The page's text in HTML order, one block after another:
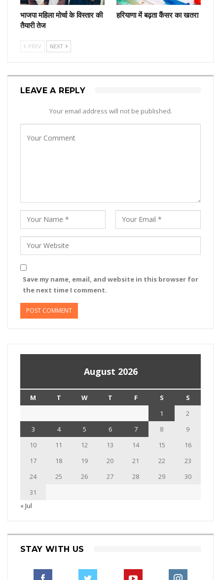
भाजपा महिला मोर्चा के विस्तार की
तैयारी तेज
हरियाणा में बढ़ता कैंसर का खतरा
PREV NEXT
LEAVE A REPLY
Your email address will not be published.
Save my name, email, and website in this browser for
the next time I comment.
August 2026
M T W T F S
S
1
2
3
4 5 6 7 8
9
10
11 12 13 14 15
16
17
18 19 20 21 22
23
24
25 26 27 28 29
30
31
« Jul
STAY WITH US